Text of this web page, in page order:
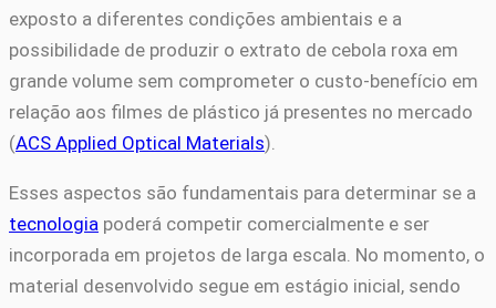
exposto a diferentes condições ambientais e a
possibilidade de produzir o extrato de cebola roxa em
grande volume sem comprometer o custo-benefício em
relação aos filmes de plástico já presentes no mercado
(ACS Applied Optical Materials).
Esses aspectos são fundamentais para determinar se a
tecnologia poderá competir comercialmente e ser
incorporada em projetos de larga escala. No momento, o
material desenvolvido segue em estágio inicial, sendo